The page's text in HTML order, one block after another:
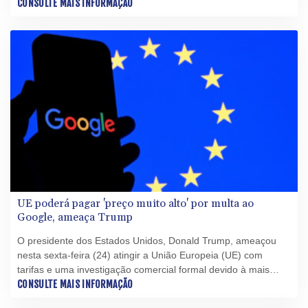
da empresa em junho.
CONSULTE MAIS INFORMAÇÃO
UE poderá pagar 'preço muito alto' por multa ao
Google, ameaça Trump
O presidente dos Estados Unidos, Donald Trump, ameaçou
nesta sexta-feira (24) atingir a União Europeia (UE) com
tarifas e uma investigação comercial formal devido à mais
recente sanção antimonopólio de Bruxelas contra o Google.
CONSULTE MAIS INFORMAÇÃO